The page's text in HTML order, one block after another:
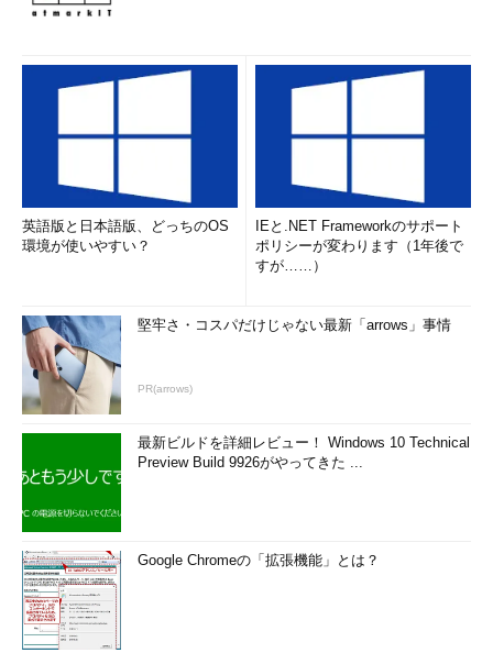
英語版と日本語版、どっちのOS
環境が使いやすい？
IEと.NET Frameworkのサポート
ポリシーが変わります（1年後で
すが……）
堅牢さ・コスパだけじゃない最新「arrows」事情
PR(arrows)
最新ビルドを詳細レビュー！ Windows 10 Technical
Preview Build 9926がやってきた ...
Google Chromeの「拡張機能」とは？